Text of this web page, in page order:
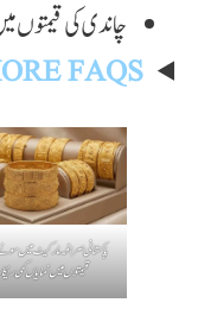
چاندی کی قیمتوں
FAQS
پاکستانی صرافہ مارکیٹ میں
قیمتوں میں نمایاں کمی